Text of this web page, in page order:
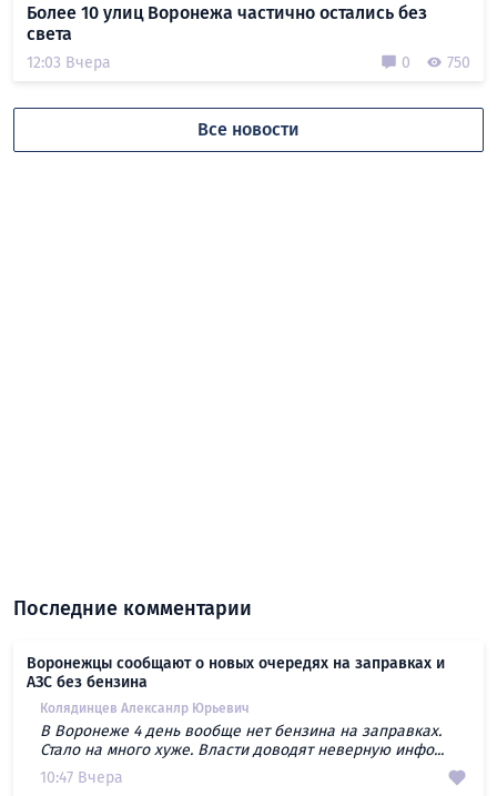
Более 10 улиц Воронежа частично остались без
света
12:03 Вчера 0 750
Все новости
Последние комментарии
Воронежцы сообщают о новых очередях на заправках и
АЗС без бензина
Колядинцев Алексанлр Юрьевич
В Воронеже 4 день вообще нет бензина на заправках.
Стало на много хуже. Власти доводят неверную инфо...
10:47 Вчера